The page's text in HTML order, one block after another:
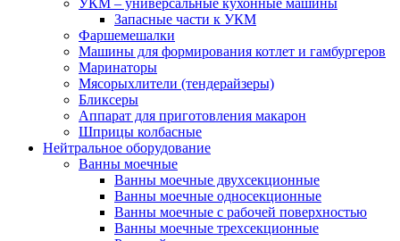
УКМ – универсальные кухонные машины
Запасные части к УКМ
Фаршемешалки
Машины для формирования котлет и гамбургеров
Маринаторы
Мясорыхлители (тендерайзеры)
Бликсеры
Аппарат для приготовления макарон
Шприцы колбасные
Нейтральное оборудование
Ванны моечные
Ванны моечные двухсекционные
Ванны моечные односекционные
Ванны моечные с рабочей поверхностью
Ванны моечные трехсекционные